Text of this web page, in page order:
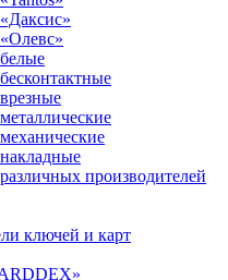
производителей
ключей и карт